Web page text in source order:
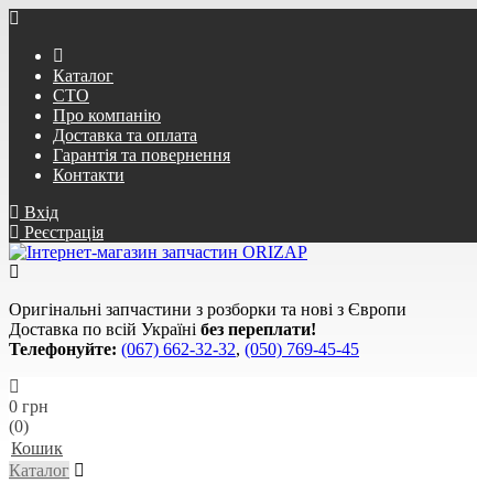
Каталог
СТО
Про компанію
Доставка та оплата
Гарантія та повернення
Контакти
Вхід
Реєстрація
Оригінальні запчастини з розборки та нові з Європи
Доставка по всій Україні без переплати!
Телефонуйте: (067) 662-32-32, (050) 769-45-45
0 грн
(0)
Кошик
Каталог